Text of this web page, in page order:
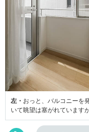
左・ おっと、バルコニーを
いて眺望は塞がれています